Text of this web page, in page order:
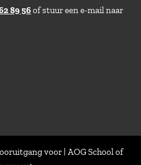
89 56of stuur een e-mail naar
voor | AOG School of